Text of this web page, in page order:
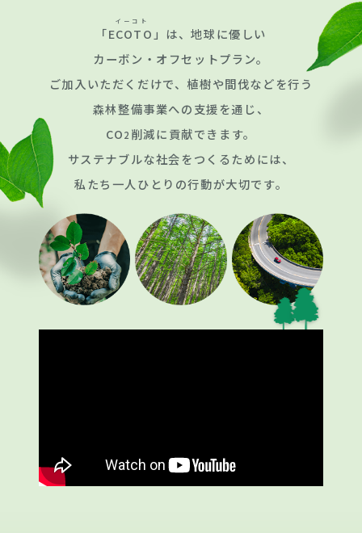
「ECOTO
イーコト
」は、地球に優しい
カーボン・オフセットプラン。
ご加入いただくだけで、植樹や間伐などを行う
森林整備事業への支援を通じ、
CO2 削減に貢献できます。
サステナブルな社会をつくるためには、
私たち一人ひとりの行動が大切です。